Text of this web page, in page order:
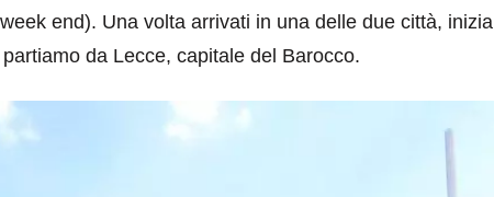
end). Una volta arrivati in una delle due città, inizia
partiamo da Lecce, capitale del Barocco.
Grecia di
Viaggio
Eventi di aprile 2026 a
Rimini e dintorni